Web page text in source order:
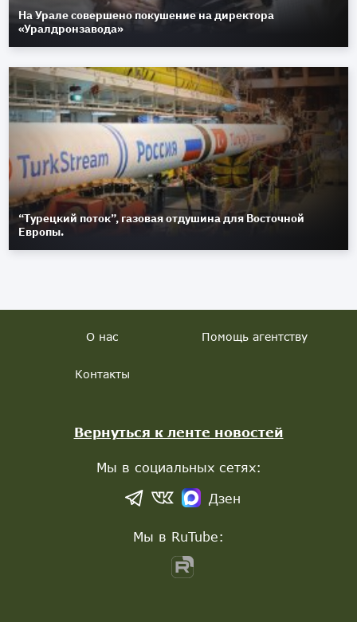
На Урале совершено покушение на директора
«Уралдронзавода»
“Турецкий поток”, газовая отдушина для Восточной
Европы.
О нас Помощь агентству
Контакты
Вернуться к ленте новостей
Мы в социальных сетях:
Дзен
Мы в RuTube: